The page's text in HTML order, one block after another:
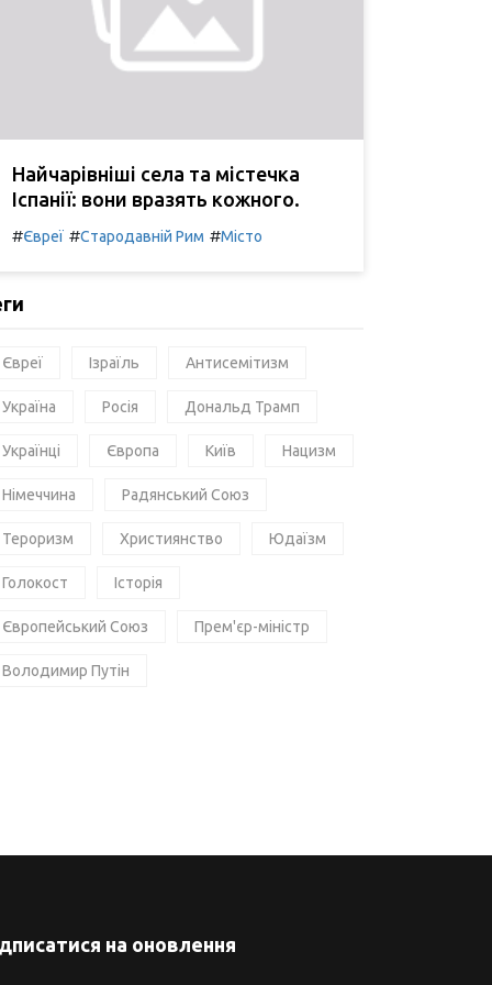
Найчарівніші села та містечка
Іспанії: вони вразять кожного.
#Євреї #Стародавній Рим #Місто
Євреї Ізраїль Антисемітизм
Україна Росія Дональд Трамп
Українці Європа Київ Нацизм
Німеччина Радянський Союз
Тероризм Християнство Юдаїзм
Голокост Історія
Європейський Союз Прем'єр-міністр
Володимир Путін
на оновлення